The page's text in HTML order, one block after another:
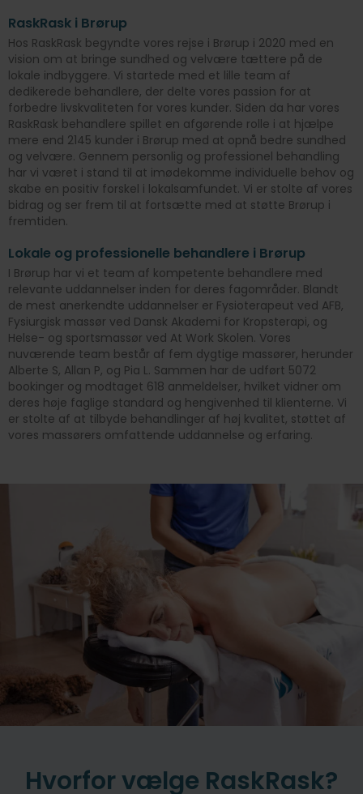
RaskRask i Brørup
Hos RaskRask begyndte vores rejse i Brørup i 2020 med en
vision om at bringe sundhed og velvære tættere på de
lokale indbyggere. Vi startede med et lille team af
dedikerede behandlere, der delte vores passion for at
forbedre livskvaliteten for vores kunder. Siden da har vores
RaskRask behandlere spillet en afgørende rolle i at hjælpe
mere end 2145 kunder i Brørup med at opnå bedre sundhed
og velvære. Gennem personlig og professionel behandling
har vi været i stand til at imødekomme individuelle behov og
skabe en positiv forskel i lokalsamfundet. Vi er stolte af vores
bidrag og ser frem til at fortsætte med at støtte Brørup i
fremtiden.
Lokale og professionelle behandlere i Brørup
I Brørup har vi et team af kompetente behandlere med
relevante uddannelser inden for deres fagområder. Blandt
de mest anerkendte uddannelser er Fysioterapeut ved AFB,
Fysiurgisk massør ved Dansk Akademi for Kropsterapi, og
Helse- og sportsmassør ved At Work Skolen. Vores
nuværende team består af fem dygtige massører, herunder
Alberte S, Allan P, og Pia L. Sammen har de udført 5072
bookinger og modtaget 618 anmeldelser, hvilket vidner om
deres høje faglige standard og hengivenhed til klienterne. Vi
er stolte af at tilbyde behandlinger af høj kvalitet, støttet af
vores massørers omfattende uddannelse og erfaring.
Hvorfor vælge RaskRask?